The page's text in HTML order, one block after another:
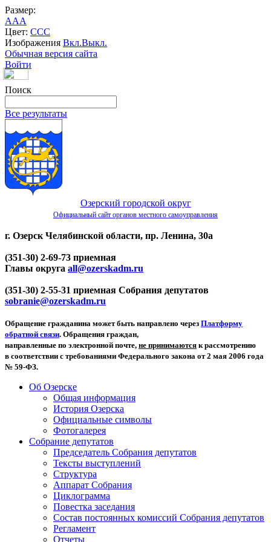
Размер:
AAA
Цвет: CCC
Изображения Вкл.Выкл.
Обычная версия сайта
Войти
Поиск
Все результаты
Озерский городской округ
Официальный сайт органов местного самоуправления
г. Озерск Челябинской области, пр. Ленина, 30а
(351-30) 2-69-73 приемная
Главы округа all@ozerskadm.ru
(351-30) 2-55-31 приемная Собрания депутатов
sobranie@ozerskadm.ru
Обращение гражданина может быть направлено через Платформу
обратной связи. Обращения граждан,
направленные по электронной почте, не принимаются к рассмотрению
в соответствии с требованиями Федерального закона от 2 мая 2006 года
№ 59-ФЗ.
Об Озерске
Общая информация
История Озерска
Официальные символы
Фотогалерея
Собрание депутатов
Председатель Собрания депутатов
Тексты выступлений
Структура
Аппарат Собрания
Циклограмма
Повестка заседания
Состав постоянных комиссий Собрания депутатов
Регламент
Отчеты